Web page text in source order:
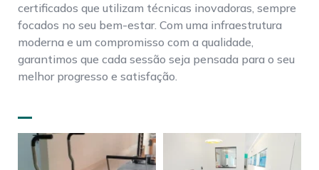
certificados que utilizam técnicas inovadoras, sempre
focados no seu bem-estar. Com uma infraestrutura
moderna e um compromisso com a qualidade,
garantimos que cada sessão seja pensada para o seu
melhor progresso e satisfação.